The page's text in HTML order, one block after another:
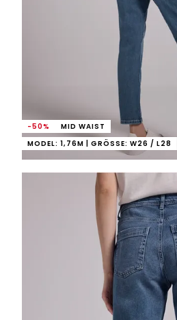
-50%
MID WAIST
MODEL: 1,76M | GRÖSSE: W26 / L28